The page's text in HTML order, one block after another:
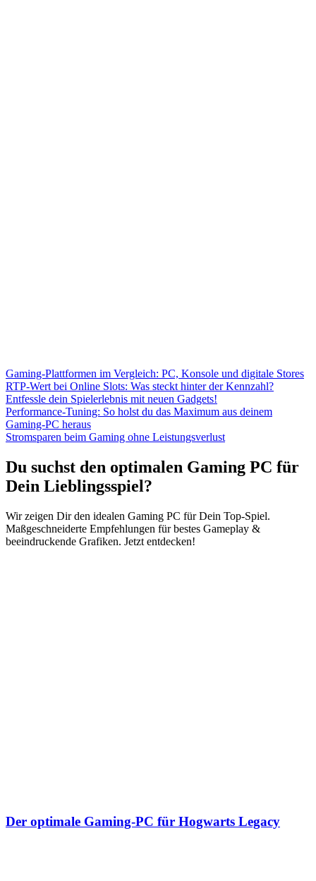
Gaming-Plattformen im Vergleich: PC, Konsole und digitale Stores
RTP-Wert bei Online Slots: Was steckt hinter der Kennzahl?
Entfessle dein Spielerlebnis mit neuen Gadgets!
Performance-Tuning: So holst du das Maximum aus deinem
Gaming-PC heraus
Stromsparen beim Gaming ohne Leistungsverlust
Du suchst den optimalen Gaming PC für
Dein Lieblingsspiel?
Wir zeigen Dir den idealen Gaming PC für Dein Top-Spiel.
Maßgeschneiderte Empfehlungen für bestes Gameplay &
beeindruckende Grafiken. Jetzt entdecken!
Der optimale Gaming-PC für Hogwarts Legacy